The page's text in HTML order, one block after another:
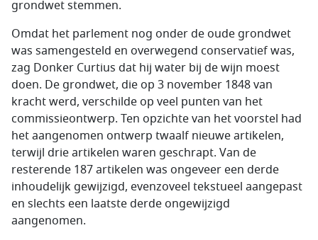
grondwet stemmen.
Omdat het parlement nog onder de oude grondwet
was samengesteld en overwegend conservatief was,
zag Donker Curtius dat hij water bij de wijn moest
doen. De grondwet, die op 3 november 1848 van
kracht werd, verschilde op veel punten van het
commissieontwerp. Ten opzichte van het voorstel had
het aangenomen ontwerp twaalf nieuwe artikelen,
terwijl drie artikelen waren geschrapt. Van de
resterende 187 artikelen was ongeveer een derde
inhoudelijk gewijzigd, evenzoveel tekstueel aangepast
en slechts een laatste derde ongewijzigd
aangenomen.